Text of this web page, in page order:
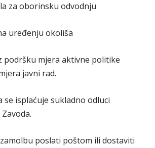
za oborinsku odvodnju
uređenju okoliša
podršku mjera aktivne politike
javni rad.
se isplaćuje sukladno odluci
poslati poštom ili dostaviti